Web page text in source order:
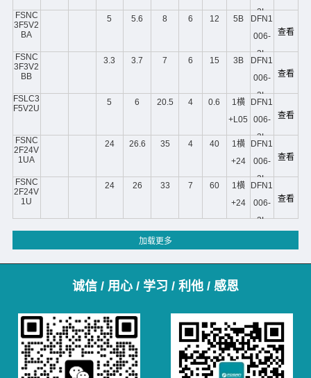
2L
FSNC
3F5V2
BA
5 5.6 8 6 12 5B
DFN1
006-
3L
查看
FSNC
3F3V2
BB
3.3 3.7 7 6 15 3B
DFN1
006-
3L
查看
FSLC3
F5V2U
5 6 20.5 4 0.6
1横
+L05
DFN1
006-
3L
查看
FSNC
2F24V
1UA
24 26.6 35 4 40
1横
+24
DFN1
006-
2L
查看
FSNC
2F24V
1U
24 26 33 7 60
1横
+24
DFN1
006-
2L
查看
诚信 / 用心 / 学习 / 利他 / 感恩